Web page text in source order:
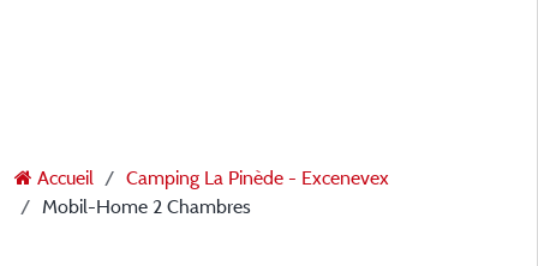
Accueil
Camping La Pinède - Excenevex
Mobil-Home 2 Chambres